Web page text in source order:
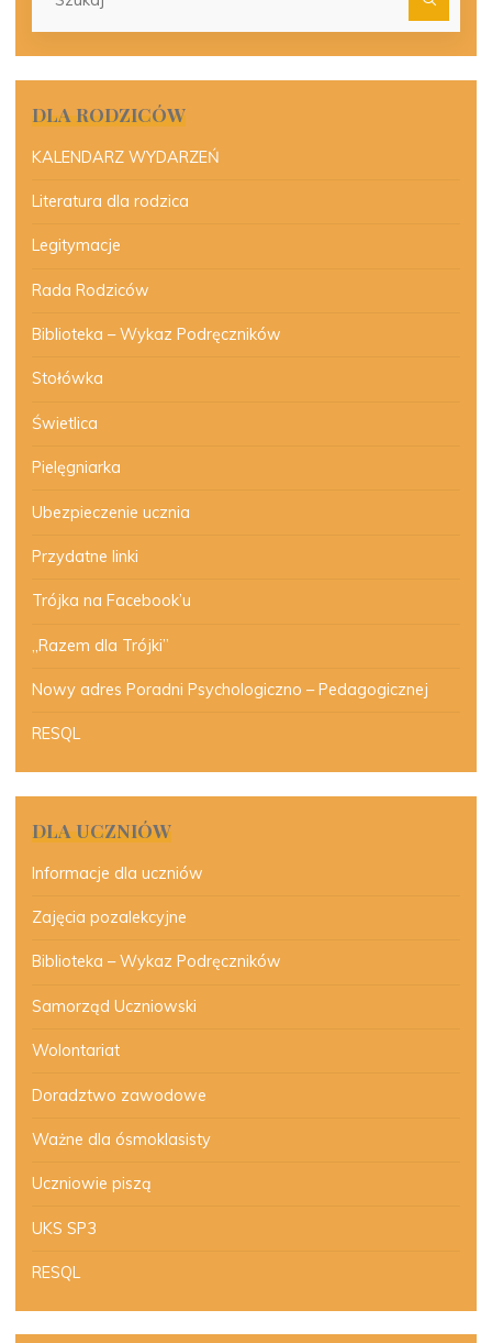
DLA RODZICÓW
KALENDARZ WYDARZEŃ
Literatura dla rodzica
Legitymacje
Rada Rodziców
Biblioteka – Wykaz Podręczników
Stołówka
Świetlica
Pielęgniarka
Ubezpieczenie ucznia
Przydatne linki
Trójka na Facebook’u
„Razem dla Trójki”
Nowy adres Poradni Psychologiczno – Pedagogicznej
RESQL
DLA UCZNIÓW
Informacje dla uczniów
Zajęcia pozalekcyjne
Biblioteka – Wykaz Podręczników
Samorząd Uczniowski
Wolontariat
Doradztwo zawodowe
Ważne dla ósmoklasisty
Uczniowie piszą
UKS SP3
RESQL